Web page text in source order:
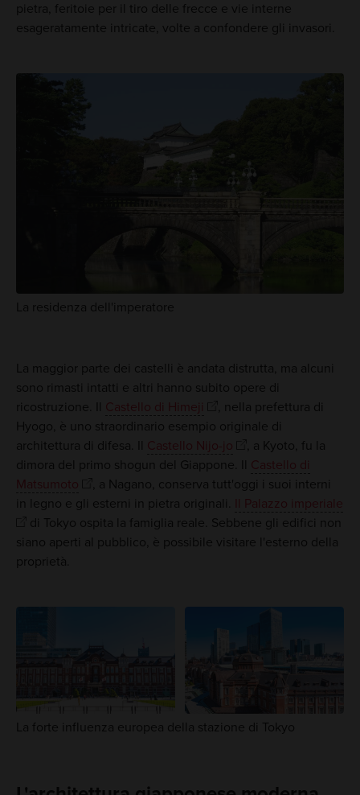
pietra, feritoie per il tiro delle frecce e vie interne
esageratamente intricate, volte a confondere gli invasori.
La residenza dell'imperatore
La maggior parte dei castelli è andata distrutta, ma alcuni
sono rimasti intatti e altri hanno subito opere di
ricostruzione. Il Castello di Himeji
, nella prefettura di
Hyogo, è uno straordinario esempio originale di
architettura di difesa. Il Castello Nijo-jo
, a Kyoto, fu la
dimora del primo shogun del Giappone. Il Castello di
Matsumoto
, a Nagano, conserva tutt'oggi i suoi interni
in legno e gli esterni in pietra originali.
Il Palazzo imperiale
di Tokyo ospita la famiglia reale. Sebbene gli edifici non
siano aperti al pubblico, è possibile visitare l'esterno della
proprietà.
La forte influenza europea della stazione di Tokyo